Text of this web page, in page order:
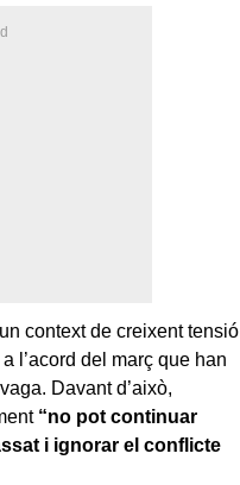
context de creixent tensió
l’acord del març que han
Davant d’això,
“no pot continuar
i ignorar el conflicte